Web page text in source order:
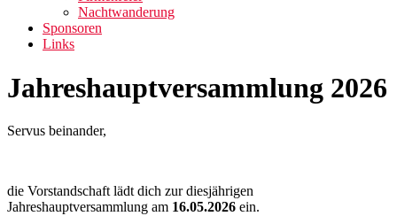
Nachtwanderung
Sponsoren
Links
Jahreshauptversammlung 2026
Servus beinander,
die Vorstandschaft lädt dich zur diesjährigen
Jahreshauptversammlung am 16.05.2026 ein.